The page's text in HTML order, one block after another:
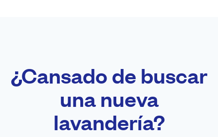
¿Cansado de buscar
una nueva
lavandería?